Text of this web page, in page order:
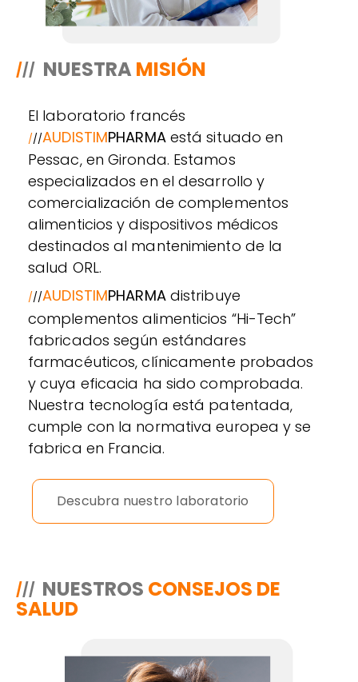
/// NUESTRA MISIÓN
El laboratorio francés
///AUDISTIMPHARMA está situado en
Pessac, en Gironda. Estamos
especializados en el desarrollo y
comercialización de complementos
alimenticios y dispositivos médicos
destinados al mantenimiento de la
salud ORL.
///AUDISTIMPHARMA distribuye
complementos alimenticios “Hi-Tech”
fabricados según estándares
farmacéuticos, clínicamente probados
y cuya eficacia ha sido comprobada.
Nuestra tecnología está patentada,
cumple con la normativa europea y se
fabrica en Francia.
Descubra nuestro laboratorio
/// NUESTROS CONSEJOS DE
SALUD